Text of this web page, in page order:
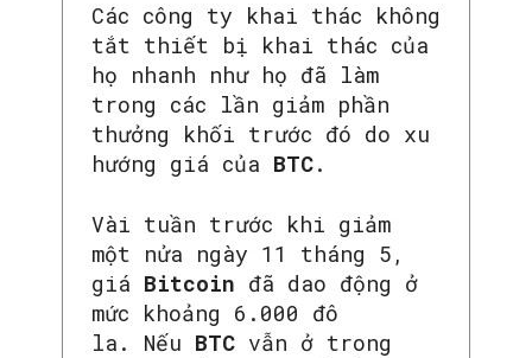
Các công ty khai thác không
tắt thiết bị khai thác của
họ nhanh như họ đã làm
trong các lần giảm phần
thưởng khối trước đó do xu
hướng giá của BTC.
Vài tuần trước khi giảm
một nửa ngày 11 tháng 5,
giá Bitcoin đã dao động ở
mức khoảng 6.000 đô
la. Nếu BTC vẫn ở trong